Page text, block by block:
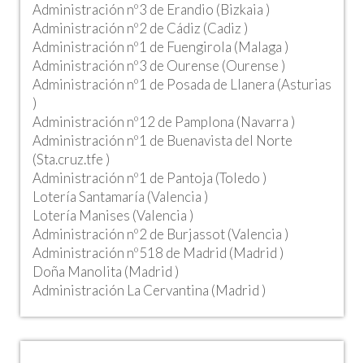
Administración nº3 de Erandio (Bizkaia )
Administración nº2 de Cádiz (Cadiz )
Administración nº1 de Fuengirola (Malaga )
Administración nº3 de Ourense (Ourense )
Administración nº1 de Posada de Llanera (Asturias
)
Administración nº12 de Pamplona (Navarra )
Administración nº1 de Buenavista del Norte
(Sta.cruz.tfe )
Administración nº1 de Pantoja (Toledo )
Lotería Santamaría (Valencia )
Lotería Manises (Valencia )
Administración nº2 de Burjassot (Valencia )
Administración nº518 de Madrid (Madrid )
Doña Manolita (Madrid )
Administración La Cervantina (Madrid )